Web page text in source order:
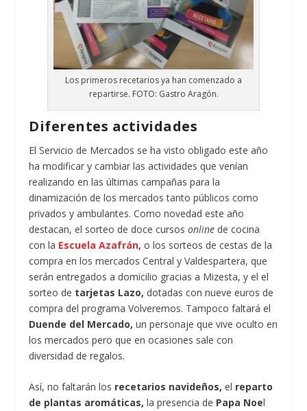
Los primeros recetarios ya han comenzado a
repartirse. FOTO: Gastro Aragón.
Diferentes actividades
El Servicio de Mercados se ha visto obligado este año
ha modificar y cambiar las actividades que venían
realizando en las últimas campañas para la
dinamización de los mercados tanto públicos como
privados y ambulantes. Como novedad este año
destacan, el sorteo de doce cursosonline de cocina
con la Escuela Azafrán, o los sorteos de cestas de la
compra en los mercados Central y Valdespartera, que
serán entregados a domicilio gracias a Mizesta, y el el
sorteo de tarjetas Lazo, dotadas con nueve euros de
compra del programa Volveremos. Tampoco faltará el
Duende del Mercado, un personaje que vive oculto en
los mercados pero que en ocasiones sale con
diversidad de regalos.
Así, no faltarán los recetarios navideños, el reparto
de plantas aromáticas, la presencia de Papa Noel